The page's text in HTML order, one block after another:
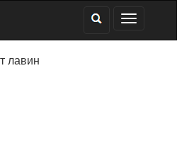
лавин